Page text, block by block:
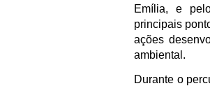
Emília, e
principais
ações
ambiental.
Durante o